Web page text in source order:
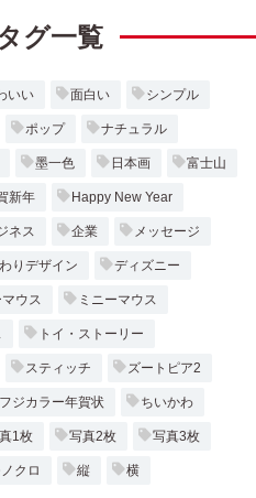
グ一覧
いい 面白い シンプル
ポップ ナチュラル
墨一色 日本画 富士山
新年 Happy New Year
ネス 企業 メッセージ
りデザイン ディズニー
マウス ミニーマウス
トイ・ストーリー
スティッチ ズートピア2
フジカラー年賀状 ちいかわ
1枚 写真2枚 写真3枚
クロ 縦 横